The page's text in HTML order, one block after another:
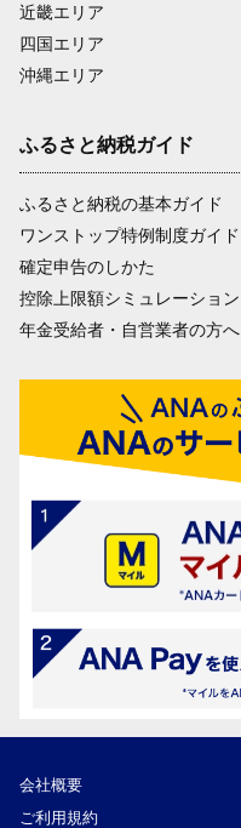
近畿エリア
四国エリア
沖縄エリア
ふるさと納税ガイド
ふるさと納税の基本ガイド
ワンストップ特例制度ガイド
確定申告のしかた
控除上限額シミュレーション
年金受給者・自営業者の方へ
会社概要
ご利用規約